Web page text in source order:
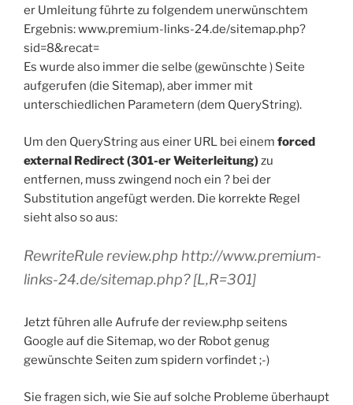
er Umleitung führte zu folgendem unerwünschtem
Ergebnis: www.premium-links-24.de/sitemap.php?
sid=8&recat=
Es wurde also immer die selbe (gewünschte ) Seite
aufgerufen (die Sitemap), aber immer mit
unterschiedlichen Parametern (dem QueryString).
Um den QueryString aus einer URL bei einem forced
external Redirect (301-er Weiterleitung)zu
entfernen, muss zwingend noch ein ? bei der
Substitution angefügt werden. Die korrekte Regel
sieht also so aus:
RewriteRule review.php http://www.premium-
links-24.de/sitemap.php? [L,R=301]
Jetzt führen alle Aufrufe der review.php seitens
Google auf die Sitemap, wo der Robot genug
gewünschte Seiten zum spidern vorfindet ;-)
Sie fragen sich, wie Sie auf solche Probleme überhaupt